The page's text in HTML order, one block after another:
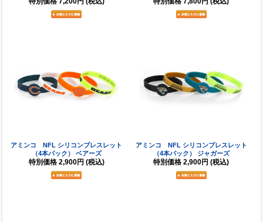
アミンコ NFL シリコンブレスレット
（4本パック） ベアーズ
特別価格 2,900円 (税込)
アミンコ NFL シリコンブレスレット
（4本パック） ジャガーズ
特別価格 2,900円 (税込)